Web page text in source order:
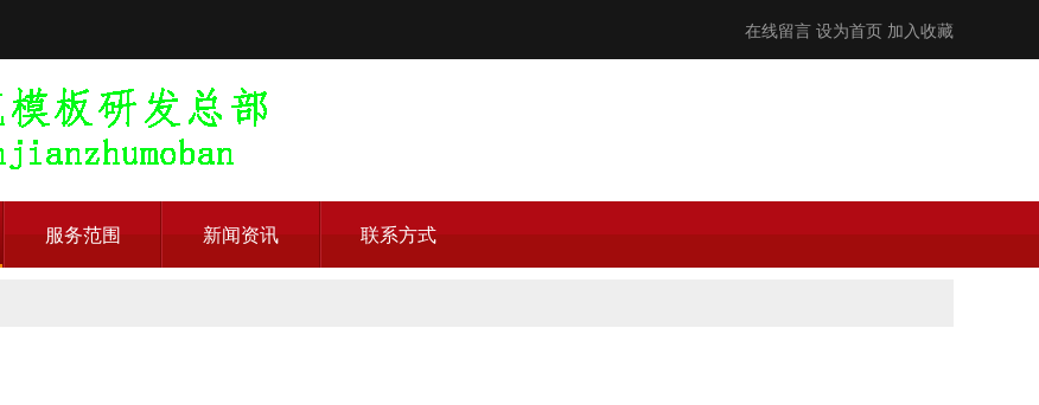
在线留言 设为首页 加入收藏
服务范围 新闻资讯 联系方式